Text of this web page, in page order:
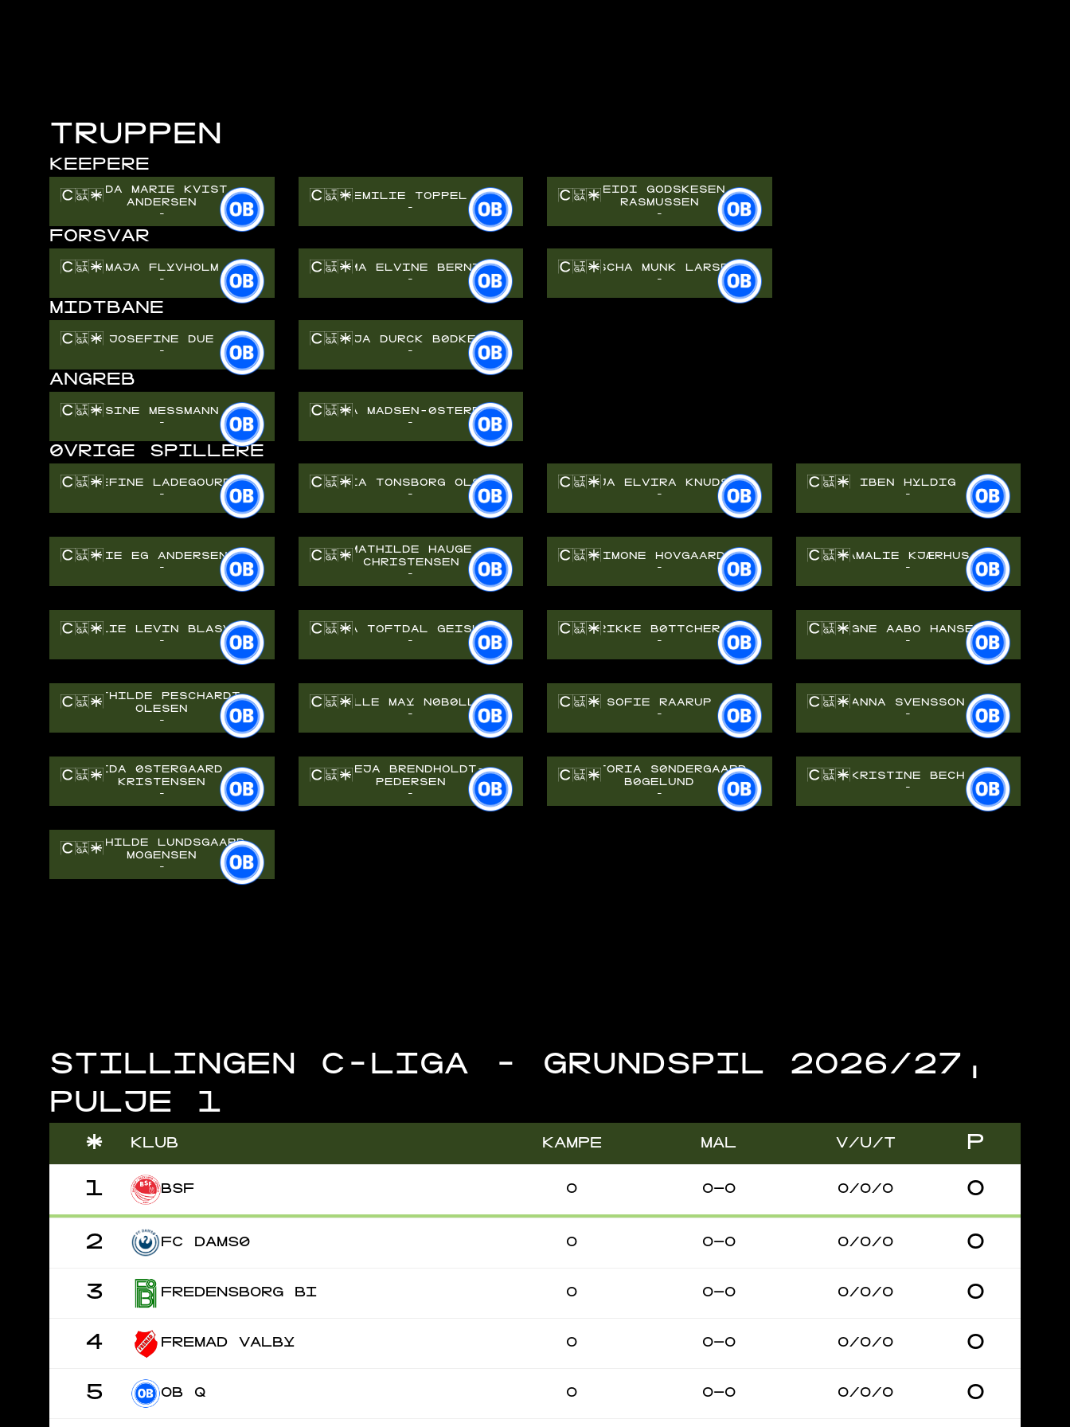
TRUPPEN
KEEPERE
IDA MARIE KVIST
ANDERSEN
-
EMILIE TOPPEL
-
HEIDI GODSKESEN
RASMUSSEN
-
FORSVAR
MAJA FLYVHOLM
-
EMMA ELVINE BERNTH
-
SASCHA MUNK LARSEN
-
MIDTBANE
JOSEFINE DUE
-
MAJA DURCK BØDKER
-
ANGREB
SINE MESSMANN
-
ANNA MADSEN-ØSTERBYE
-
ØVRIGE SPILLERE
JOSEFINE LADEGOURDIE
-
MARIA TONSBORG OLSEN
-
VANJA ELVIRA KNUDSEN
-
IBEN HYLDIG
-
MIE EG ANDERSEN
-
MATHILDE HAUGE
CHRISTENSEN
-
SIMONE HOVGAARD
-
AMALIE KJÆRHUS
-
AMALIE LEVIN BLÅSVÆR
-
MAJA TOFTDAL GEISLER
-
RIKKE BØTTCHER
-
SIGNE AABO HANSEN
-
MATHILDE PESCHARDT
OLESEN
-
SILLE MAY NØBØLLE
-
SOFIE RAARUP
-
ANNA SVENSSON
-
IDA ØSTERGAARD
KRISTENSEN
-
FREJA BRENDHOLDT-
PEDERSEN
-
VIKTORIA SØNDERGAARD
BØGELUND
-
KRISTINE BECH
-
MATHILDE LUNDSGAARD
MOGENSEN
-
STILLINGEN C-LIGA - GRUNDSPIL 2026/27,
PULJE 1
* KLUB KAMPE MÅL V/U/T P
1 BSF 0 0–0 0/0/0 0
2 FC DAMSØ 0 0–0 0/0/0 0
3 FREDENSBORG BI 0 0–0 0/0/0 0
4 FREMAD VALBY 0 0–0 0/0/0 0
5 OB Q 0 0–0 0/0/0 0